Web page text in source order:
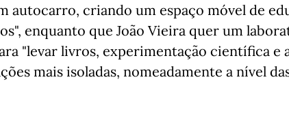
autocarro, criando um espaço móvel de
enquanto que João Vieira quer um
"levar livros, experimentação científica e
mais isoladas, nomeadamente a nível